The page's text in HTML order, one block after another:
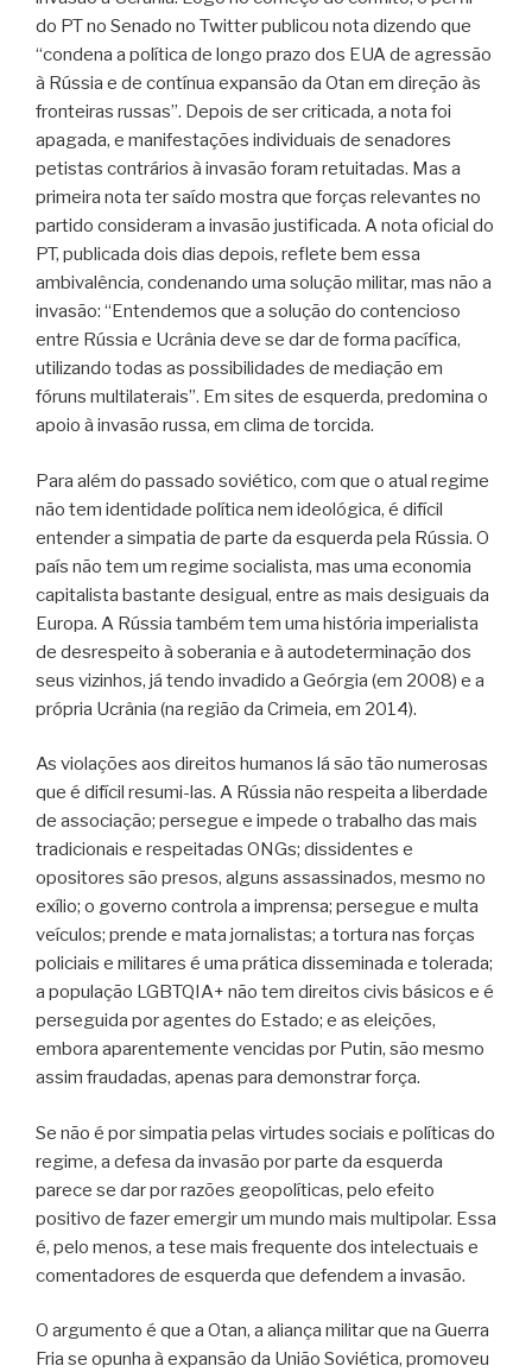
do PT no Senado no Twitter publicou nota dizendo que
“condena a política de longo prazo dos EUA de agressão
à Rússia e de contínua expansão da Otan em direção às
fronteiras russas”. Depois de ser criticada, a nota foi
apagada, e manifestações individuais de senadores
petistas contrários à invasão foram retuitadas. Mas a
primeira nota ter saído mostra que forças relevantes no
partido consideram a invasão justificada. A nota oficial do
PT, publicada dois dias depois, reflete bem essa
ambivalência, condenando uma solução militar, mas não a
invasão: “Entendemos que a solução do contencioso
entre Rússia e Ucrânia deve se dar de forma pacífica,
utilizando todas as possibilidades de mediação em
fóruns multilaterais”. Em sites de esquerda, predomina o
apoio à invasão russa, em clima de torcida.
Para além do passado soviético, com que o atual regime
não tem identidade política nem ideológica, é difícil
entender a simpatia de parte da esquerda pela Rússia. O
país não tem um regime socialista, mas uma economia
capitalista bastante desigual, entre as mais desiguais da
Europa. A Rússia também tem uma história imperialista
de desrespeito à soberania e à autodeterminação dos
seus vizinhos, já tendo invadido a Geórgia (em 2008) e a
própria Ucrânia (na região da Crimeia, em 2014).
As violações aos direitos humanos lá são tão numerosas
que é difícil resumi-las. A Rússia não respeita a liberdade
de associação; persegue e impede o trabalho das mais
tradicionais e respeitadas ONGs; dissidentes e
opositores são presos, alguns assassinados, mesmo no
exílio; o governo controla a imprensa; persegue e multa
veículos; prende e mata jornalistas; a tortura nas forças
policiais e militares é uma prática disseminada e tolerada;
a população LGBTQIA+ não tem direitos civis básicos e é
perseguida por agentes do Estado; e as eleições,
embora aparentemente vencidas por Putin, são mesmo
assim fraudadas, apenas para demonstrar força.
Se não é por simpatia pelas virtudes sociais e políticas do
regime, a defesa da invasão por parte da esquerda
parece se dar por razões geopolíticas, pelo efeito
positivo de fazer emergir um mundo mais multipolar. Essa
é, pelo menos, a tese mais frequente dos intelectuais e
comentadores de esquerda que defendem a invasão.
O argumento é que a Otan, a aliança militar que na Guerra
Fria se opunha à expansão da União Soviética, promoveu